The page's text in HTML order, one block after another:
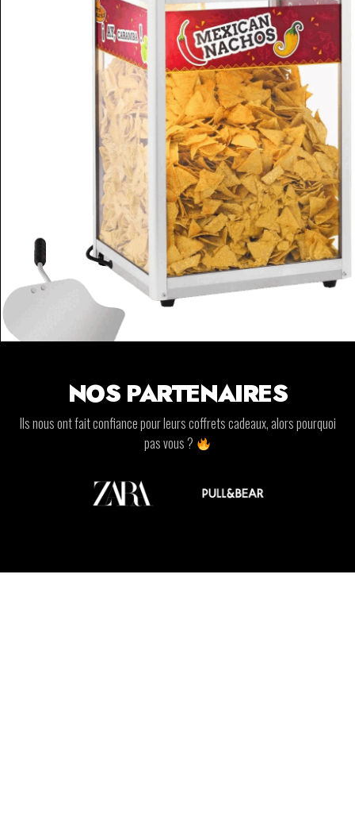
NOS PARTENAIRES
Ils nous ont fait confiance pour leurs coffrets cadeaux, alors pourquoi
pas vous ?